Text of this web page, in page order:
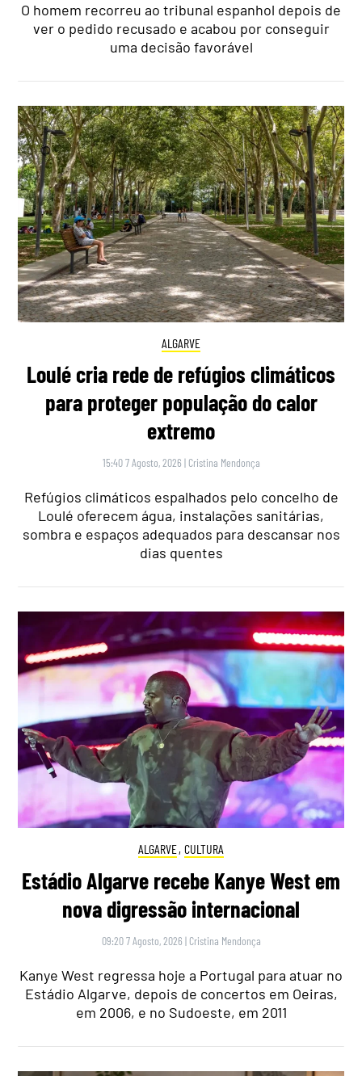
O homem recorreu ao tribunal espanhol depois de
ver o pedido recusado e acabou por conseguir
uma decisão favorável
ALGARVE
Loulé cria rede de refúgios climáticos
para proteger população do calor
extremo
15:40 7 Agosto, 2026 | Cristina Mendonça
Refúgios climáticos espalhados pelo concelho de
Loulé oferecem água, instalações sanitárias,
sombra e espaços adequados para descansar nos
dias quentes
ALGARVE, CULTURA
Estádio Algarve recebe Kanye West em
nova digressão internacional
09:20 7 Agosto, 2026 | Cristina Mendonça
Kanye West regressa hoje a Portugal para atuar no
Estádio Algarve, depois de concertos em Oeiras,
em 2006, e no Sudoeste, em 2011